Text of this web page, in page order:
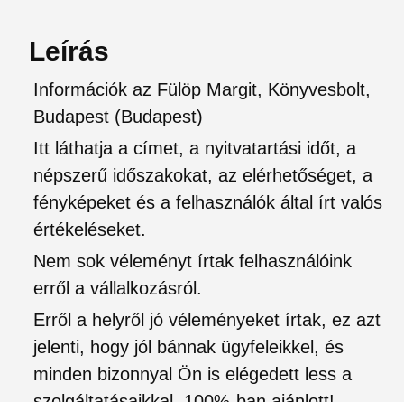
Leírás
Információk az Fülöp Margit, Könyvesbolt,
Budapest (Budapest)
Itt láthatja a címet, a nyitvatartási időt, a
népszerű időszakokat, az elérhetőséget, a
fényképeket és a felhasználók által írt valós
értékeléseket.
Nem sok véleményt írtak felhasználóink
erről a vállalkozásról.
Erről a helyről jó véleményeket írtak, ez azt
jelenti, hogy jól bánnak ügyfeleikkel, és
minden bizonnyal Ön is elégedett less a